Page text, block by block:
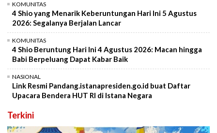
KOMUNITAS
4 Shio yang Menarik Keberuntungan Hari Ini 5 Agustus
2026: Segalanya Berjalan Lancar
KOMUNITAS
4 Shio Beruntung Hari Ini 4 Agustus 2026: Macan hingga
Babi Berpeluang Dapat Kabar Baik
NASIONAL
Link Resmi Pandang.istanapresiden.go.id buat Daftar
Upacara Bendera HUT RI di Istana Negara
Terkini